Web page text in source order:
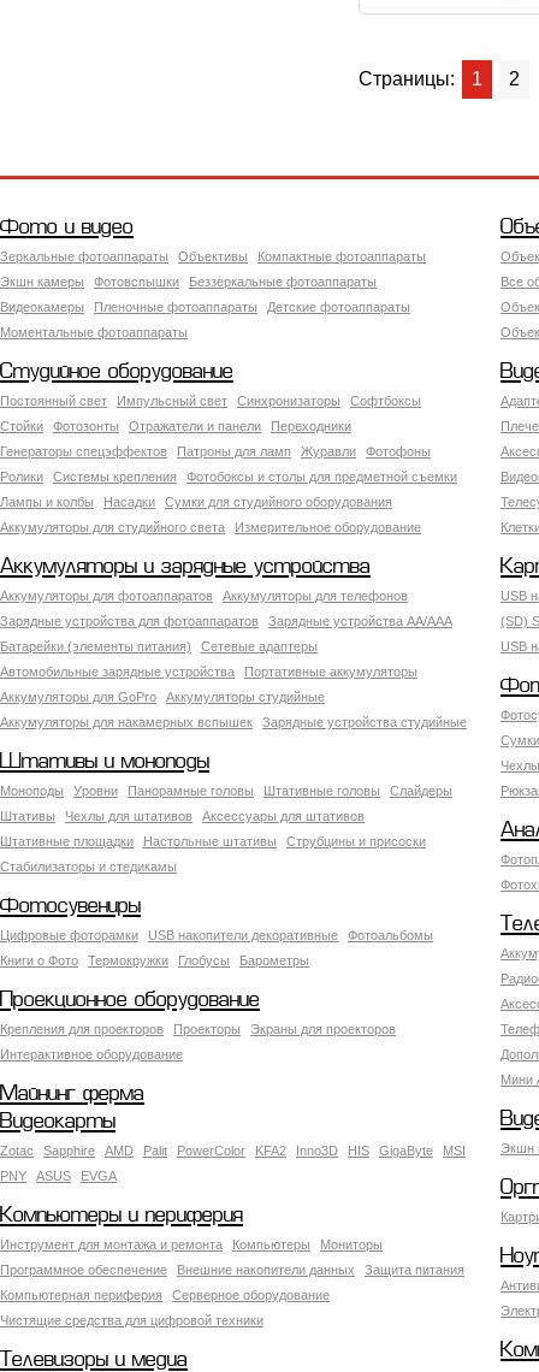
Страницы: 1 2
Фото и видео
Зеркальные фотоаппараты Объективы
Компактные фотоаппараты
Экшн камеры
Фотовспышки
Беззеркальные фотоаппараты
Видеокамеры
Пленочные фотоаппараты
Детские фотоаппараты
Моментальные фотоаппараты
Все
Студийное оборудование
Постоянный свет Импульсный свет Синхронизаторы
Софтбоксы
Стойки
Фотозонты Отражатели и панели
Переходники
Генераторы спецэффектов
Патроны для ламп Журавли
Фотофоны
Ролики
Системы крепления
Фотобоксы и столы для предметной съемки
Лампы и колбы
Насадки
Сумки для студийного оборудования
Аккумуляторы для студийного света
Измерительное оборудование
Аккумуляторы и зарядные устройства
Аккумуляторы для фотоаппаратов
Аккумуляторы для телефонов
Зарядные устройства для фотоаппаратов
Зарядные устройства AA/AAA
Батарейки (элементы питания)
Сетевые адаптеры
Автомобильные зарядные устройства
Портативные аккумуляторы
Аккумуляторы для GoPro
Аккумуляторы студийные
Аккумуляторы для накамерных вспышек
Зарядные устройства студийные
USB
(SD)
USB
Штативы и моноподы
Моноподы Уровни Панорамные головы Штативные головы
Слайдеры
Штативы
Чехлы для штативов
Аксессуары для штативов
Штативные площадки
Настольные штативы
Струбцины и присоски
Стабилизаторы и стедикамы
Фотосувениры
Цифровые фоторамки USB накопители декоративные
Фотоальбомы
Книги о Фото
Термокружки Глобусы Барометры
Мини
Проекционное оборудование
Крепления для проекторов Проекторы
Экраны для проекторов
Интерактивное оборудование
Майнинг ферма
Экшн
Видеокарты
Zotac Sapphire AMD Palit PowerColor KFA2 Inno3D HIS GigaByte
MSI
PNY
ASUS EVGA
Компьютеры и периферия
Инструмент для монтажа и ремонта Компьютеры
Мониторы
Программное обеспечение
Внешние накопители данных
Защита питания
Компьютерная периферия
Серверное оборудование
Чистящие средства для цифровой техники
Телевизоры и медиа